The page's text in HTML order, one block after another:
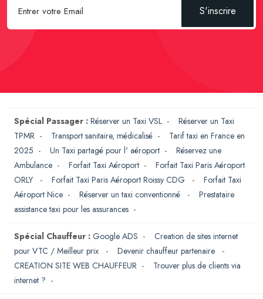
S'inscrire
Spécial Passager : Réserver un Taxi VSL - Réserver un Taxi
TPMR - Transport sanitaire, médicalisé - Tarif taxi en France en
2025 - Un Taxi partagé pour l' aéroport - Réservez une
Ambulance - Forfait Taxi Aéroport - Forfait Taxi Paris Aéroport
ORLY
- Forfait Taxi Paris Aéroport Roissy CDG - Forfait Taxi
Aéroport Nice - Réserver un taxi conventionné - Prestataire
assistance taxi pour les assurances -
Spécial Chauffeur : Google ADS - Creation de sites internet
pour VTC / Meilleur prix
- Devenir chauffeur partenaire
-
CREATION SITE WEB CHAUFFEUR - Trouver plus de clients via
internet ? -